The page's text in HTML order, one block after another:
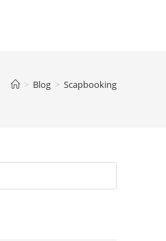
> Blog > Scapbooking